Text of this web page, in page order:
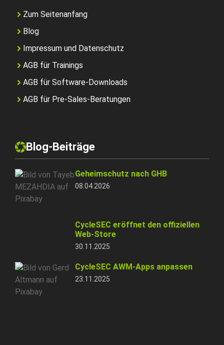
Zum Seitenanfang
Blog
Impressum und Datenschutz
AGB für Trainings
AGB für Software-Downloads
AGB für Pre-Sales-Beratungen
Blog-Beiträge
Geheimschutz nach GHB
08.04.2026
CycleSEC eröffnet den offiziellen
Web-Store
30.11.2025
CycleSEC AWM-Apps anpassen
23.11.2025